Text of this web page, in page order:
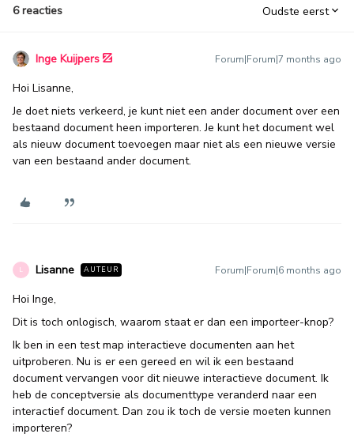
6 reacties Oudste eerst
Inge Kuijpers Forum|Forum|7 months ago
Hoi Lisanne,
Je doet niets verkeerd, je kunt niet een ander document over een
bestaand document heen importeren. Je kunt het document wel
als nieuw document toevoegen maar niet als een nieuwe versie
van een bestaand ander document.
L Lisanne AUTEUR Forum|Forum|6 months ago
Hoi Inge,
Dit is toch onlogisch, waarom staat er dan een importeer-knop?
Ik ben in een test map interactieve documenten aan het
uitproberen. Nu is er een gereed en wil ik een bestaand
document vervangen voor dit nieuwe interactieve document. Ik
heb de conceptversie als documenttype veranderd naar een
interactief document. Dan zou ik toch de versie moeten kunnen
importeren?